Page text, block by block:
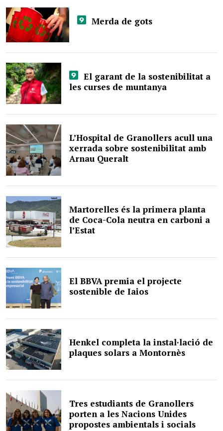
Merda de gots
El garant de la sostenibilitat a
les curses de muntanya
L’Hospital de Granollers acull una
xerrada sobre sostenibilitat amb
Arnau Queralt
Martorelles és la primera planta
de Coca-Cola neutra en carboni a
l’Estat
El BBVA premia el projecte
sostenible de Iaios
Henkel completa la instal·lació de
plaques solars a Montornès
Tres estudiants de Granollers
porten a les Nacions Unides
propostes ambientals i socials